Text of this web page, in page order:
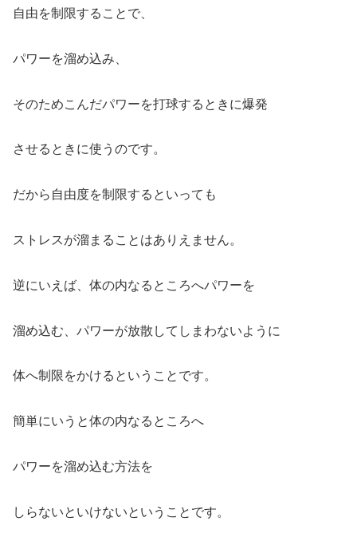
自由を制限することで、
パワーを溜め込み、
そのためこんだパワーを打球するときに爆発
させるときに使うのです。
だから自由度を制限するといっても
ストレスが溜まることはありえません。
逆にいえば、体の内なるところへパワーを
溜め込む、パワーが放散してしまわないように
体へ制限をかけるということです。
簡単にいうと体の内なるところへ
パワーを溜め込む方法を
しらないといけないということです。